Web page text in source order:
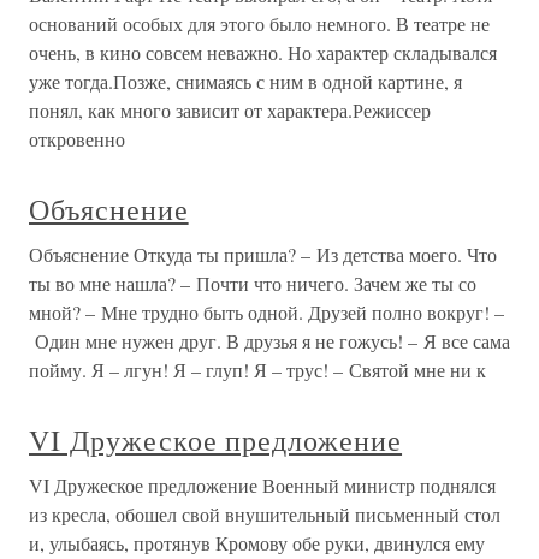
оснований особых для этого было немного. В театре не
очень, в кино совсем неважно. Но характер складывался
уже тогда.Позже, снимаясь с ним в одной картине, я
понял, как много зависит от характера.Режиссер
откровенно
Объяснение
Объяснение Откуда ты пришла? – Из детства моего. Что
ты во мне нашла? – Почти что ничего. Зачем же ты со
мной? – Мне трудно быть одной. Друзей полно вокруг! –
Один мне нужен друг. В друзья я не гожусь! – Я все сама
пойму. Я – лгун! Я – глуп! Я – трус! – Святой мне ни к
VI Дружеское предложение
VI Дружеское предложение Военный министр поднялся
из кресла, обошел свой внушительный письменный стол
и, улыбаясь, протянув Кромову обе руки, двинулся ему